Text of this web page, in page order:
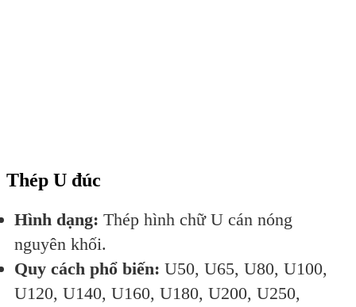
Thép U đúc
Hình dạng: Thép hình chữ U cán nóng
nguyên khối.
Quy cách phổ biến: U50, U65, U80, U100,
U120, U140, U160, U180, U200, U250,